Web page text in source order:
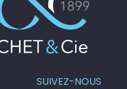
SUIVEZ-NOUS